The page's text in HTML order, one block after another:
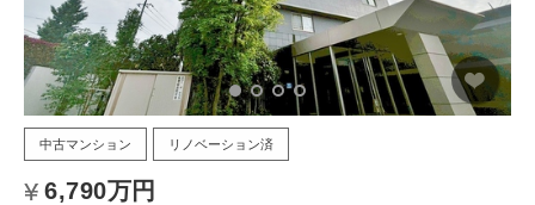
中古マンション リノベーション済
6,790万円